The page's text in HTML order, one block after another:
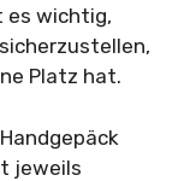
es wichtig,
Platz hat.
jeweils